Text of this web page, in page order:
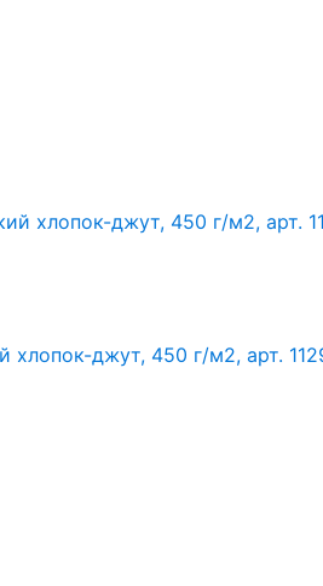
хлопок-джут, 450 г/м2, арт.